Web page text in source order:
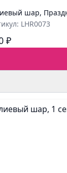
шар,
LHR0073
₽